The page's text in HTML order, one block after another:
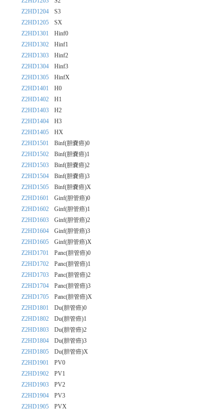
Z2HD1204
S3
Z2HD1205
SX
Z2HD1301
Hinf0
Z2HD1302
Hinf1
Z2HD1303
Hinf2
Z2HD1304
Hinf3
Z2HD1305
HinfX
Z2HD1401
H0
Z2HD1402
H1
Z2HD1403
H2
Z2HD1404
H3
Z2HD1405
HX
Z2HD1501
Binf(胆嚢癌)0
Z2HD1502
Binf(胆嚢癌)1
Z2HD1503
Binf(胆嚢癌)2
Z2HD1504
Binf(胆嚢癌)3
Z2HD1505
Binf(胆嚢癌)X
Z2HD1601
Ginf(胆管癌)0
Z2HD1602
Ginf(胆管癌)1
Z2HD1603
Ginf(胆管癌)2
Z2HD1604
Ginf(胆管癌)3
Z2HD1605
Ginf(胆管癌)X
Z2HD1701
Panc(胆管癌)0
Z2HD1702
Panc(胆管癌)1
Z2HD1703
Panc(胆管癌)2
Z2HD1704
Panc(胆管癌)3
Z2HD1705
Panc(胆管癌)X
Z2HD1801
Du(胆管癌)0
Z2HD1802
Du(胆管癌)1
Z2HD1803
Du(胆管癌)2
Z2HD1804
Du(胆管癌)3
Z2HD1805
Du(胆管癌)X
Z2HD1901
PV0
Z2HD1902
PV1
Z2HD1903
PV2
Z2HD1904
PV3
Z2HD1905
PVX